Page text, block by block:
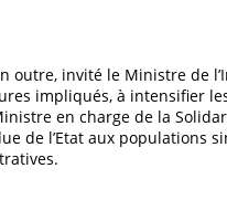
outre, invité le Ministre de
impliqués, à intensifier
en charge de la
de l’Etat aux populations